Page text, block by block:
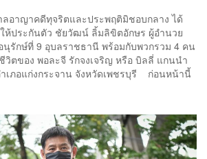
อาญาคดีทุจริตและประพฤติมิชอบกลาง ได้
ห้ประกันตัว ชัยวัฒน์ ลิ้มลิขิตอักษร ผู้อำนวย
รักษ์ที่ 9 อุบลราชธานี พร้อมกับพวกรวม 4 คน
วิตของ พอละจี รักจงเจริญ หรือ บิลลี่ แกนนำ
ำเภอแก่งกระจาน จังหวัดเพชรบุรี ก่อนหน้านี้